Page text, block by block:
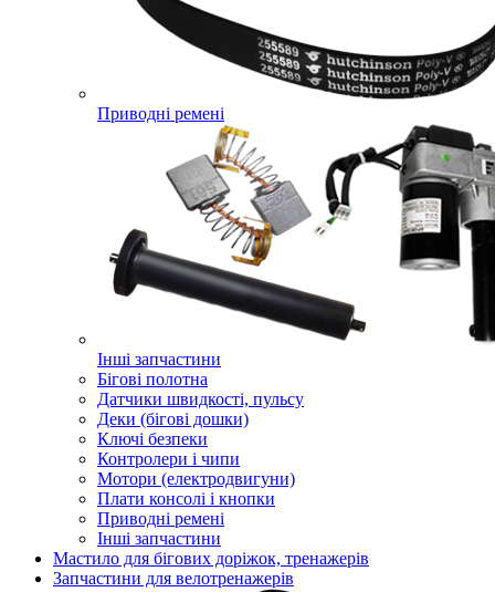
Приводні ремені
Інші запчастини
Бігові полотна
Датчики швидкості, пульсу
Деки (бігові дошки)
Ключі безпеки
Контролери і чипи
Мотори (електродвигуни)
Плати консолі і кнопки
Приводні ремені
Інші запчастини
Мастило для бігових доріжок, тренажерів
Запчастини для велотренажерів